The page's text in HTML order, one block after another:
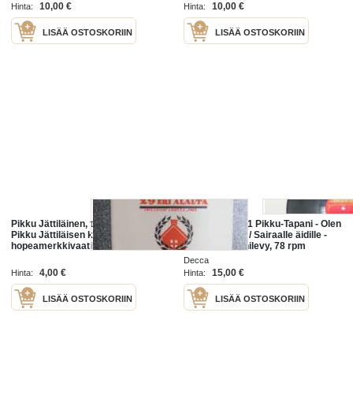
Hinta:
10,00 €
LISÄÄ OSTOSKORIIN
Hinta:
10,00 €
LISÄÄ OSTOSKORIIN
Pikku Jättiläinen, tietokirjan esite,
Pikku Jättiläisen kerhon
hopeamerkkivaatikukset,
Hinta: 4,00 €
LISÄÄ OSTOSKORIIN
Decca SD 5161 Pikku-Tapani - Olen
pikku-urheilija / Sairaalle äidille -
savikiekkoäänilevy, 78 rpm
Decca
Hinta:
15,00 €
LISÄÄ OSTOSKORIIN